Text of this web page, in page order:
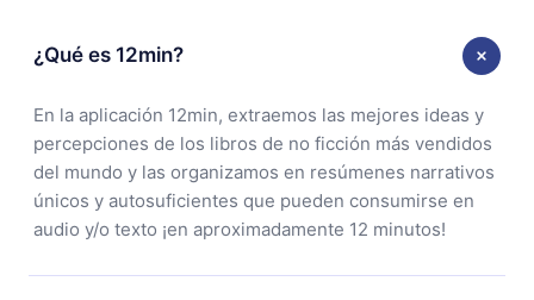
¿Qué es 12min?
En la aplicación 12min, extraemos las mejores ideas y
percepciones de los libros de no ficción más vendidos
del mundo y las organizamos en resúmenes narrativos
únicos y autosuficientes que pueden consumirse en
audio y/o texto ¡en aproximadamente 12 minutos!